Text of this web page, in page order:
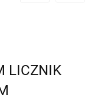
LICZNIK